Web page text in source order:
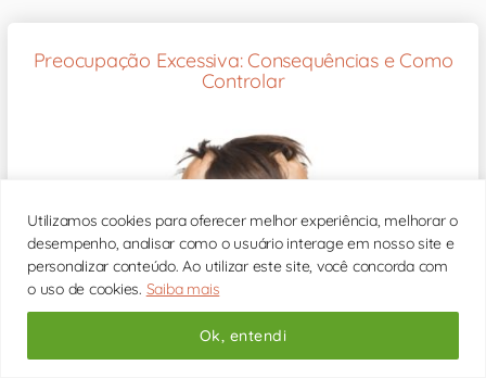
Utilizamos cookies para oferecer melhor experiência, melhorar o
desempenho, analisar como o usuário interage em nosso site e
personalizar conteúdo. Ao utilizar este site, você concorda com
o uso de cookies. Saiba mais
Ok, entendi
Preocupação Excessiva: Consequências e Como
Controlar